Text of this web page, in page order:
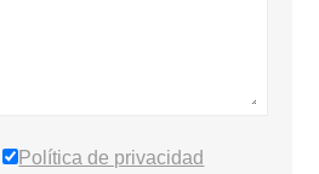
Política de privacidad